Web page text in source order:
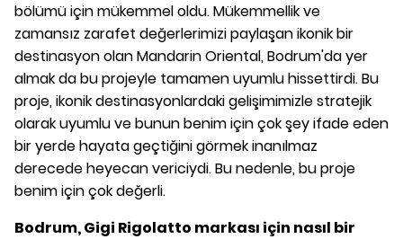
bölümü için mükemmel oldu. Mükemmellik ve
zamansız zarafet değerlerimizi paylaşan ikonik bir
destinasyon olan Mandarin Oriental, Bodrum'da yer
almak da bu projeyle tamamen uyumlu hissettirdi. Bu
proje, ikonik destinasyonlardaki gelişimimizle stratejik
olarak uyumlu ve bunun benim için çok şey ifade eden
bir yerde hayata geçtiğini görmek inanılmaz
derecede heyecan vericiydi. Bu nedenle, bu proje
benim için çok değerli.
Bodrum, Gigi Rigolatto markası için nasıl bir